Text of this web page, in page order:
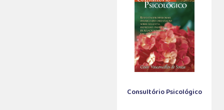
Consultório Psicológico